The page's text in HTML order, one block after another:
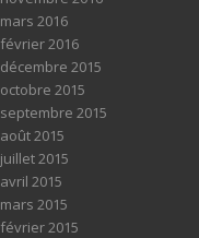
mars 2016
février 2016
décembre 2015
octobre 2015
septembre 2015
août 2015
juillet 2015
avril 2015
mars 2015
février 2015